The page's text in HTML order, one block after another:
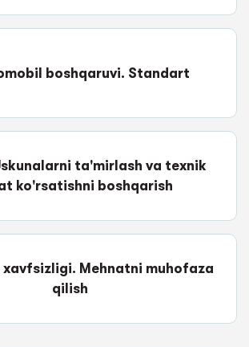
boshqaruvi. Standart
ta'mirlash va texnik
ko'rsatishni boshqarish
xavfsizligi. Mehnatni muhofaza
qilish